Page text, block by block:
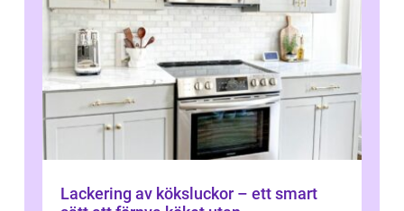
Lackering av köksluckor – ett smart